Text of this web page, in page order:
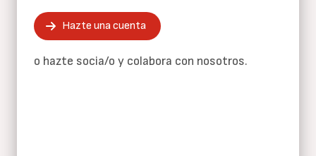
Hazte una cuenta
o hazte socia/o y colabora con nosotros.